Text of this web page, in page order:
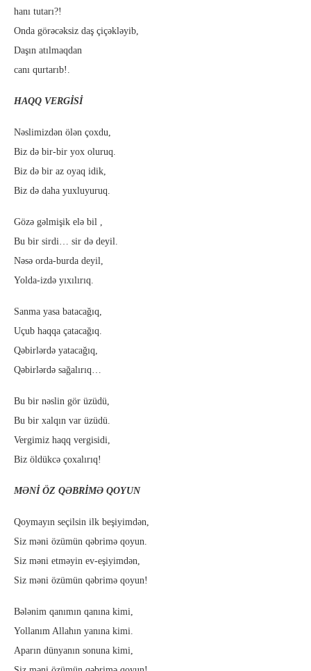
hanı tutarı?!
Onda görəcəksiz daş çiçəkləyib,
Daşın atılmaqdan
canı qurtarıb!.
HAQQ VERGİSİ
Nəslimizdən ölən çoxdu,
Biz də bir-bir yox oluruq.
Biz də bir az oyaq idik,
Biz də daha yuxluyuruq.
Gözə gəlmişik elə bil ,
Bu bir sirdi… sir də deyil.
Nəsə orda-burda deyil,
Yolda-izdə yıxılırıq.
Sanma yasa batacağıq,
Uçub haqqa çatacağıq.
Qəbirlərdə yatacağıq,
Qəbirlərdə sağalırıq…
Bu bir nəslin gör üzüdü,
Bu bir xalqın var üzüdü.
Vergimiz haqq vergisidi,
Biz öldükcə çoxalırıq!
MƏNİ ÖZ QƏBRİMƏ QOYUN
Qoymayın seçilsin ilk beşiyimdən,
Siz məni özümün qəbrimə qoyun.
Siz məni etməyin ev-eşiyimdən,
Siz məni özümün qəbrimə qoyun!
Bələnim qanımın qanına kimi,
Yollanım Allahın yanına kimi.
Aparın dünyanın sonuna kimi,